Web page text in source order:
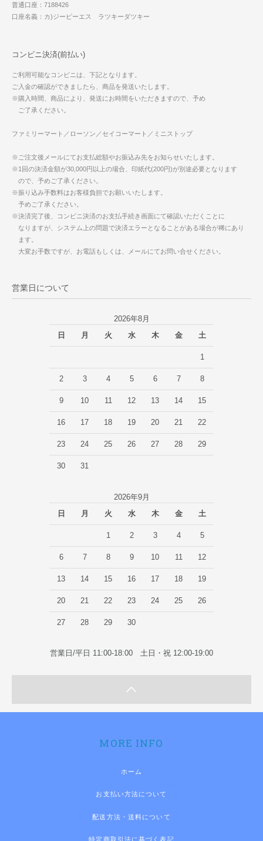
普通口座：7188426
口座名義：カ)ジーピーエス ラツキーダツキー
コンビニ決済(前払い)
ご利用可能なコンビニは、下記となります。
ご入金の確認ができましたら、商品を発送いたします。
※購入時間、商品により、発送にお時間をいただきますので、予め
ご了承ください。
ファミリーマート／ローソン／セイコーマート／ミニストップ
※ご注文後メールにてお支払総額やお振込み先をお知らせいたします。
※1回の決済金額が30,000円以上の場合、印紙代(200円)が別途必要となります
ので、予めご了承ください。
※振り込み手数料はお客様負担でお願いいたします。
予めご了承ください。
※決済完了後、コンビニ決済のお支払手続き画面にて確認いただくことに
なりますが、システム上の問題で決済エラーとなることがある場合が稀にあり
ます。
大変お手数ですが、お電話もしくは、メールにてお問い合せください。
営業日について
2026年8月
日
月 火 水 木 金 土
1
2 3 4 5 6 7 8
9 10 11 12 13 14 15
16 17 18 19 20 21 22
23 24 25 26 27 28 29
30 31
2026年9月
日
月 火 水 木 金 土
1 2 3 4 5
6 7 8 9 10 11 12
13 14 15 16 17 18 19
20 21 22 23 24 25 26
27 28 29 30
営業日/平日 11:00-18:00 土日・祝 12:00-19:00
MORE INFO
ホーム
お支払い方法について
配送方法・送料について
特定商取引法に基づく表記